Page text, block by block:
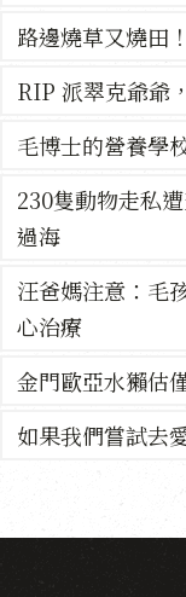
路邊燒草又燒田
RIP 派翠克爺爺
毛博士的營養學
230隻動物走私
過海
汪爸媽注意：毛
心治療
金門歐亞水獺估
如果我們嘗試去